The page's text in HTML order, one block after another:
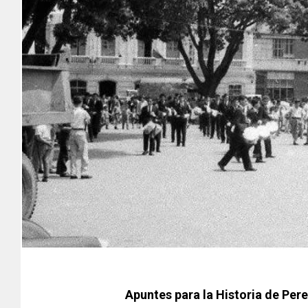
Apuntes para la Historia de